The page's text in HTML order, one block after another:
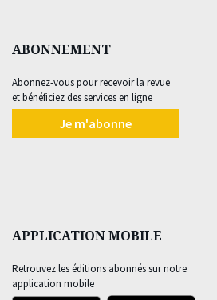
ABONNEMENT
Abonnez-vous pour recevoir la revue
et bénéficiez des services en ligne
Je m'abonne
APPLICATION MOBILE
Retrouvez les éditions abonnés sur notre
application mobile